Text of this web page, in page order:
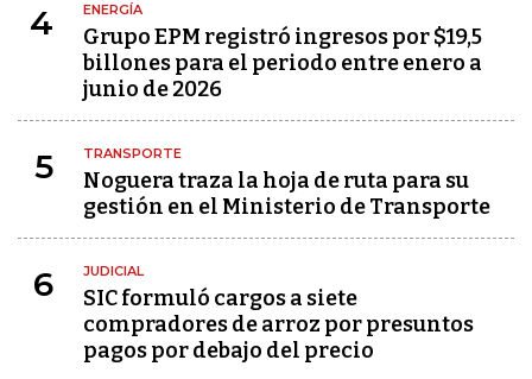
4 ENERGÍA
Grupo EPM registró ingresos por $19,5
billones para el periodo entre enero a
junio de 2026
5 TRANSPORTE
Noguera traza la hoja de ruta para su
gestión en el Ministerio de Transporte
6 JUDICIAL
SIC formuló cargos a siete
compradores de arroz por presuntos
pagos por debajo del precio